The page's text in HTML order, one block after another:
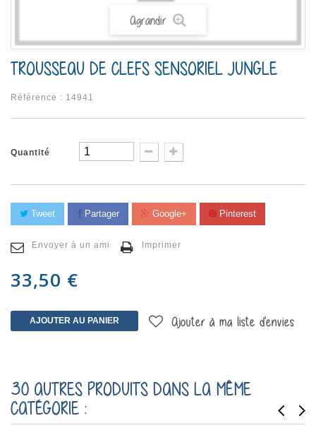
Agrandir
TROUSSEAU DE CLEFS SENSORIEL JUNGLE
Référence : 14941
Quantité
Tweet Partager Google+ Pinterest
Envoyer à un ami Imprimer
33,50 €
AJOUTER AU PANIER Ajouter à ma liste d'envies
30 AUTRES PRODUITS DANS LA MÊME
CATÉGORIE :